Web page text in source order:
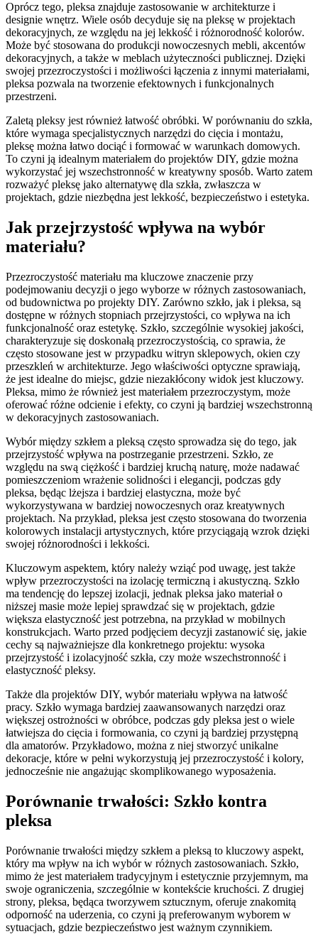
Oprócz tego, pleksa znajduje zastosowanie w architekturze i
designie wnętrz. Wiele osób decyduje się na pleksę w projektach
dekoracyjnych, ze względu na jej lekkość i różnorodność kolorów.
Może być stosowana do produkcji nowoczesnych mebli, akcentów
dekoracyjnych, a także w meblach użyteczności publicznej. Dzięki
swojej przezroczystości i możliwości łączenia z innymi materiałami,
pleksa pozwala na tworzenie efektownych i funkcjonalnych
przestrzeni.
Zaletą pleksy jest również łatwość obróbki. W porównaniu do szkła,
które wymaga specjalistycznych narzędzi do cięcia i montażu,
pleksę można łatwo dociąć i formować w warunkach domowych.
To czyni ją idealnym materiałem do projektów DIY, gdzie można
wykorzystać jej wszechstronność w kreatywny sposób. Warto zatem
rozważyć pleksę jako alternatywę dla szkła, zwłaszcza w
projektach, gdzie niezbędna jest lekkość, bezpieczeństwo i estetyka.
Jak przejrzystość wpływa na wybór
materiału?
Przezroczystość materiału ma kluczowe znaczenie przy
podejmowaniu decyzji o jego wyborze w różnych zastosowaniach,
od budownictwa po projekty DIY. Zarówno szkło, jak i pleksa, są
dostępne w różnych stopniach przejrzystości, co wpływa na ich
funkcjonalność oraz estetykę. Szkło, szczególnie wysokiej jakości,
charakteryzuje się doskonałą przezroczystością, co sprawia, że
często stosowane jest w przypadku witryn sklepowych, okien czy
przeszkleń w architekturze. Jego właściwości optyczne sprawiają,
że jest idealne do miejsc, gdzie niezakłócony widok jest kluczowy.
Pleksa, mimo że również jest materiałem przezroczystym, może
oferować różne odcienie i efekty, co czyni ją bardziej wszechstronną
w dekoracyjnych zastosowaniach.
Wybór między szkłem a pleksą często sprowadza się do tego, jak
przejrzystość wpływa na postrzeganie przestrzeni. Szkło, ze
względu na swą ciężkość i bardziej kruchą naturę, może nadawać
pomieszczeniom wrażenie solidności i elegancji, podczas gdy
pleksa, będąc lżejsza i bardziej elastyczna, może być
wykorzystywana w bardziej nowoczesnych oraz kreatywnych
projektach. Na przykład, pleksa jest często stosowana do tworzenia
kolorowych instalacji artystycznych, które przyciągają wzrok dzięki
swojej różnorodności i lekkości.
Kluczowym aspektem, który należy wziąć pod uwagę, jest także
wpływ przezroczystości na izolację termiczną i akustyczną. Szkło
ma tendencję do lepszej izolacji, jednak pleksa jako materiał o
niższej masie może lepiej sprawdzać się w projektach, gdzie
większa elastyczność jest potrzebna, na przykład w mobilnych
konstrukcjach. Warto przed podjęciem decyzji zastanowić się, jakie
cechy są najważniejsze dla konkretnego projektu: wysoka
przejrzystość i izolacyjność szkła, czy może wszechstronność i
elastyczność pleksy.
Także dla projektów DIY, wybór materiału wpływa na łatwość
pracy. Szkło wymaga bardziej zaawansowanych narzędzi oraz
większej ostrożności w obróbce, podczas gdy pleksa jest o wiele
łatwiejsza do cięcia i formowania, co czyni ją bardziej przystępną
dla amatorów. Przykładowo, można z niej stworzyć unikalne
dekoracje, które w pełni wykorzystują jej przezroczystość i kolory,
jednocześnie nie angażując skomplikowanego wyposażenia.
Porównanie trwałości: Szkło kontra
pleksa
Porównanie trwałości między szkłem a pleksą to kluczowy aspekt,
który ma wpływ na ich wybór w różnych zastosowaniach. Szkło,
mimo że jest materiałem tradycyjnym i estetycznie przyjemnym, ma
swoje ograniczenia, szczególnie w kontekście kruchości. Z drugiej
strony, pleksa, będąca tworzywem sztucznym, oferuje znakomitą
odporność na uderzenia, co czyni ją preferowanym wyborem w
sytuacjach, gdzie bezpieczeństwo jest ważnym czynnikiem.